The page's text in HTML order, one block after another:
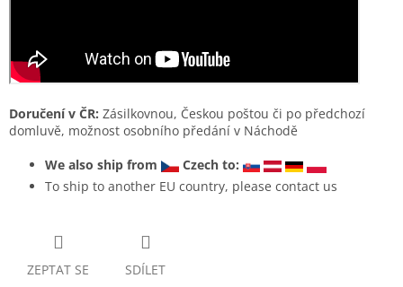
Doručení v ČR: Zásilkovnou, Českou poštou či po předchozí
domluvě, možnost osobního předání v Náchodě
We also ship from
Czech to:
To ship to another EU country, please contact us
ZEPTAT SE SDÍLET